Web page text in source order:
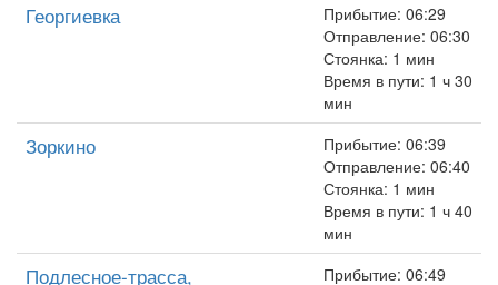
Георгиевка
Прибытие: 06:29
Отправление: 06:30
Стоянка: 1 мин
Время в пути: 1 ч 30
мин
Зоркино
Прибытие: 06:39
Отправление: 06:40
Стоянка: 1 мин
Время в пути: 1 ч 40
мин
Подлесное-трасса,
Прибытие: 06:49